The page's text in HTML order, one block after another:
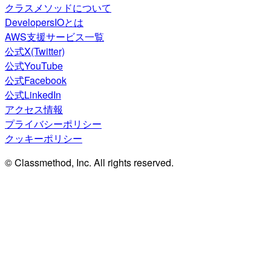
クラスメソッドについて
DevelopersIOとは
AWS支援サービス一覧
公式X(Twitter)
公式YouTube
公式Facebook
公式LinkedIn
アクセス情報
プライバシーポリシー
クッキーポリシー
© Classmethod, Inc. All rights reserved.